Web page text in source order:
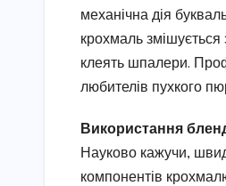
механічна дія
крохмаль
клеять шпалери.
любителів пухкого
Використання
Науково кажучи,
компонентів